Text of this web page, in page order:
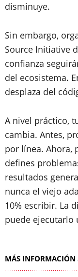
disminuye.
Sin embargo,
Source Initiative
confianza
del ecosistema.
desplaza del
A nivel práctico,
cambia. Antes,
por línea. Ahora,
defines
resultados
nunca el viejo
10% escribir. La
puede ejecutarlo
MÁS INFORMACIÓN